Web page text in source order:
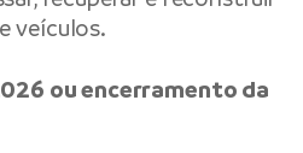
veículos.
ou encerramento da